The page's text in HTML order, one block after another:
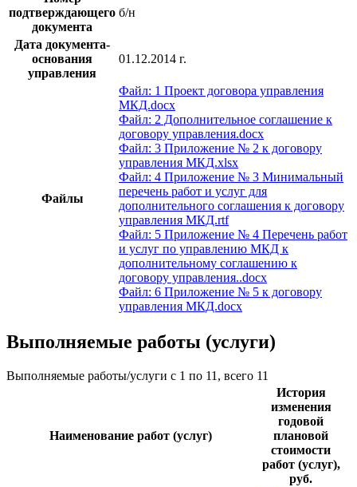
подтверждающего
документа
б/н
Дата документа-
основания
управления
01.12.2014 г.
Файлы
Файл: 1 Проект договора управления
МКД.docx
Файл: 2 Дополнительное соглашение к
договору управления.docx
Файл: 3 Приложение № 2 к договору
управления МКД.xlsx
Файл: 4 Приложение № 3 Минимальный
перечень работ и услуг для
дополнительного соглашения к договору
управления МКД.rtf
Файл: 5 Приложение № 4 Перечень работ
и услуг по управлению МКД к
дополнительному соглашению к
договору управления..docx
Файл: 6 Приложение № 5 к договору
управления МКД.docx
Выполняемые работы (услуги)
Выполняемые работы/услуги с 1 по 11, всего 11
Наименование работ (услуг)
История
изменения
годовой
плановой
стоимости
работ (услуг),
руб.